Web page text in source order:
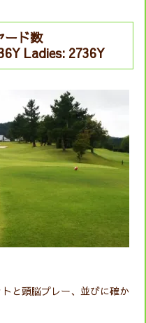
ド数
Ladies: 2736Y
と頭脳プレー、並びに確か